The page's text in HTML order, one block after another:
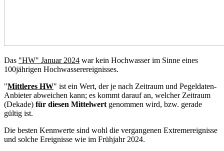
Das "HW" Januar 2024 war kein Hochwasser im Sinne eines
100jährigen Hochwasserereignisses.
"Mittleres HW" ist ein Wert, der je nach Zeitraum und Pegeldaten-
Anbieter abweichen kann; es kommt darauf an, welcher Zeitraum
(Dekade) für diesen Mittelwert genommen wird, bzw. gerade
gültig ist.
Die besten Kennwerte sind wohl die vergangenen Extremereignisse
und solche Ereignisse wie im Frühjahr 2024.